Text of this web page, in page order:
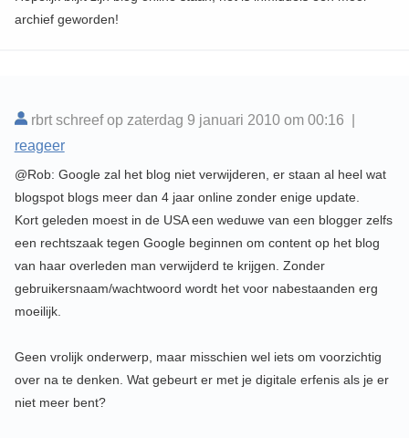
archief geworden!
rbrt schreef op zaterdag 9 januari 2010 om 00:16 |
reageer
@Rob: Google zal het blog niet verwijderen, er staan al heel wat
blogspot blogs meer dan 4 jaar online zonder enige update.
Kort geleden moest in de USA een weduwe van een blogger zelfs
een rechtszaak tegen Google beginnen om content op het blog
van haar overleden man verwijderd te krijgen. Zonder
gebruikersnaam/wachtwoord wordt het voor nabestaanden erg
moeilijk.
Geen vrolijk onderwerp, maar misschien wel iets om voorzichtig
over na te denken. Wat gebeurt er met je digitale erfenis als je er
niet meer bent?